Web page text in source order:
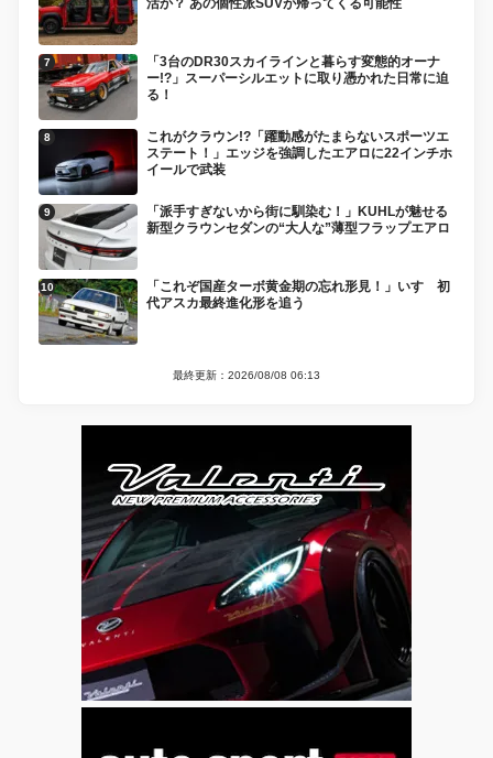
活か？ あの個性派SUVが帰ってくる可能性
「3台のDR30スカイラインと暮らす変態的オーナ
ー!?」スーパーシルエットに取り憑かれた日常に迫
る！
これがクラウン!?「躍動感がたまらないスポーツエ
ステート！」エッジを強調したエアロに22インチホ
イールで武装
「派手すぎないから街に馴染む！」KUHLが魅せる
新型クラウンセダンの“大人な”薄型フラップエアロ
「これぞ国産ターボ黄金期の忘れ形見！」いすゞ初
代アスカ最終進化形を追う
最終更新：2026/08/08 06:13